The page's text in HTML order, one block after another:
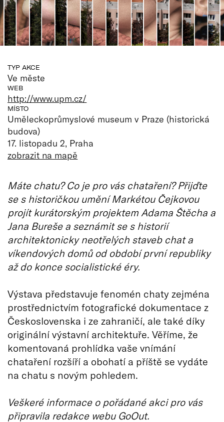
TYP AKCE
Ve měste
WEB
http://www.upm.cz/
MÍSTO
Uměleckoprůmyslové museum v Praze (historická
budova)
17. listopadu 2, Praha
zobrazit na mapě
Máte chatu? Co je pro vás chataření? Přijďte
se s historičkou umění Markétou Čejkovou
projít kurátorským projektem Adama Štěcha a
Jana Bureše a seznámit se s historií
architektonicky neotřelých staveb chat a
víkendových domů od období první republiky
až do konce socialistické éry.
Výstava představuje fenomén chaty zejména
prostřednictvím fotografické dokumentace z
Československa i ze zahraničí, ale také díky
originální výstavní architektuře. Věříme, že
komentovaná prohlídka vaše vnímání
chataření rozšíří a obohatí a příště se vydáte
na chatu s novým pohledem.
Veškeré informace o pořádané akci pro vás
připravila redakce webu GoOut.